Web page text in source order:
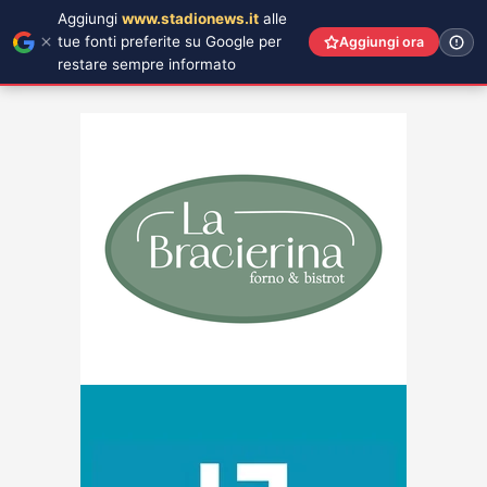
Aggiungi www.stadionews.it alle
tue fonti preferite su Google per
restare sempre informato
Aggiungi ora